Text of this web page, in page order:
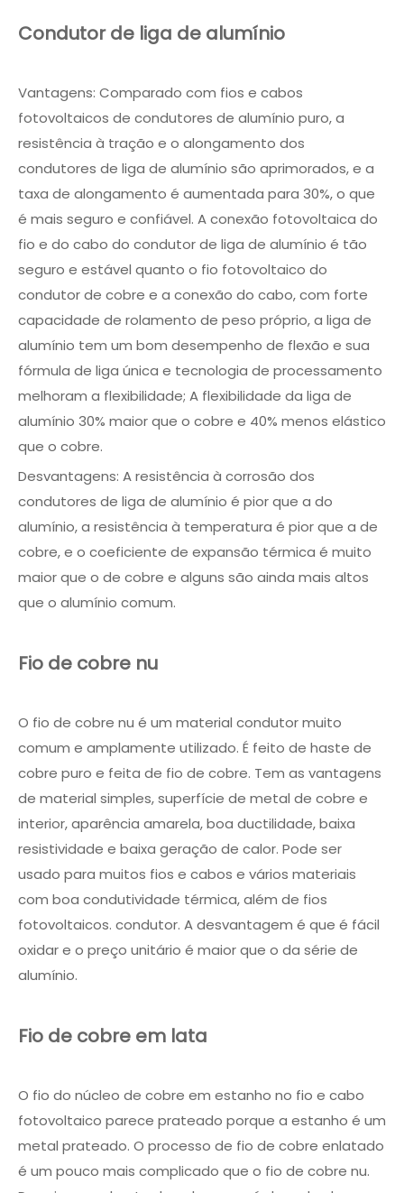
Condutor de liga de alumínio
Vantagens: Comparado com fios e cabos
fotovoltaicos de condutores de alumínio puro, a
resistência à tração e o alongamento dos
condutores de liga de alumínio são aprimorados, e a
taxa de alongamento é aumentada para 30%, o que
é mais seguro e confiável. A conexão fotovoltaica do
fio e do cabo do condutor de liga de alumínio é tão
seguro e estável quanto o fio fotovoltaico do
condutor de cobre e a conexão do cabo, com forte
capacidade de rolamento de peso próprio, a liga de
alumínio tem um bom desempenho de flexão e sua
fórmula de liga única e tecnologia de processamento
melhoram a flexibilidade; A flexibilidade da liga de
alumínio 30% maior que o cobre e 40% menos elástico
que o cobre.
Desvantagens: A resistência à corrosão dos
condutores de liga de alumínio é pior que a do
alumínio, a resistência à temperatura é pior que a de
cobre, e o coeficiente de expansão térmica é muito
maior que o de cobre e alguns são ainda mais altos
que o alumínio comum.
Fio de cobre nu
O fio de cobre nu é um material condutor muito
comum e amplamente utilizado. É feito de haste de
cobre puro e feita de fio de cobre. Tem as vantagens
de material simples, superfície de metal de cobre e
interior, aparência amarela, boa ductilidade, baixa
resistividade e baixa geração de calor. Pode ser
usado para muitos fios e cabos e vários materiais
com boa condutividade térmica, além de fios
fotovoltaicos. condutor. A desvantagem é que é fácil
oxidar e o preço unitário é maior que o da série de
alumínio.
Fio de cobre em lata
O fio do núcleo de cobre em estanho no fio e cabo
fotovoltaico parece prateado porque a estanho é um
metal prateado. O processo de fio de cobre enlatado
é um pouco mais complicado que o fio de cobre nu.